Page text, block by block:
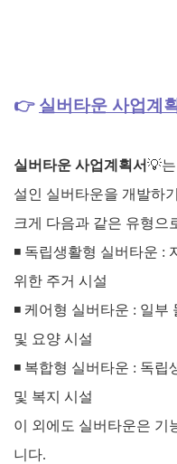
👉 실버타운 사업계
실버타운 사업계획서💡
설인 실버타운을 개발하
크게 다음과 같은 유형으
◾ 독립생활형 실버타운 :
위한 주거 시설
◾ 케어형 실버타운 : 일부
및 요양 시설
◾ 복합형 실버타운 : 독립
및 복지 시설
이 외에도 실버타운은 기
니다.